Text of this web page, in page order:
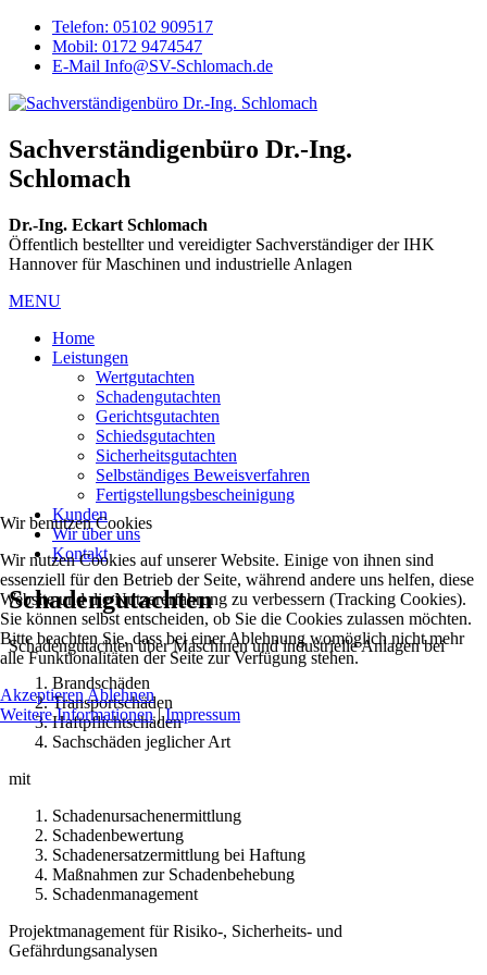
Telefon: 05102 909517
Mobil: 0172 9474547
E-Mail Info@SV-Schlomach.de
Sachverständigenbüro Dr.-Ing.
Schlomach
Dr.-Ing. Eckart Schlomach
Öffentlich bestellter und vereidigter Sachverständiger der IHK
Hannover für Maschinen und industrielle Anlagen
MENU
Home
Leistungen
Wertgutachten
Schadengutachten
Gerichtsgutachten
Schiedsgutachten
Sicherheitsgutachten
Selbständiges Beweisverfahren
Fertigstellungsbescheinigung
Kunden
Wir über uns
Kontakt
Schadengutachten
Schadengutachten über Maschinen und industrielle Anlagen bei
Brandschäden
Transportschäden
Haftpflichtschäden
Sachschäden jeglicher Art
mit
Schadenursachenermittlung
Schadenbewertung
Schadenersatzermittlung bei Haftung
Maßnahmen zur Schadenbehebung
Schadenmanagement
Projektmanagement für Risiko-, Sicherheits- und
Gefährdungsanalysen
Wir benutzen Cookies
Wir nutzen Cookies auf unserer Website. Einige von ihnen sind
essenziell für den Betrieb der Seite, während andere uns helfen, diese
Website und die Nutzererfahrung zu verbessern (Tracking Cookies).
Sie können selbst entscheiden, ob Sie die Cookies zulassen möchten.
Bitte beachten Sie, dass bei einer Ablehnung womöglich nicht mehr
alle Funktionalitäten der Seite zur Verfügung stehen.
AkzeptierenAblehnen
Weitere Informationen|Impressum